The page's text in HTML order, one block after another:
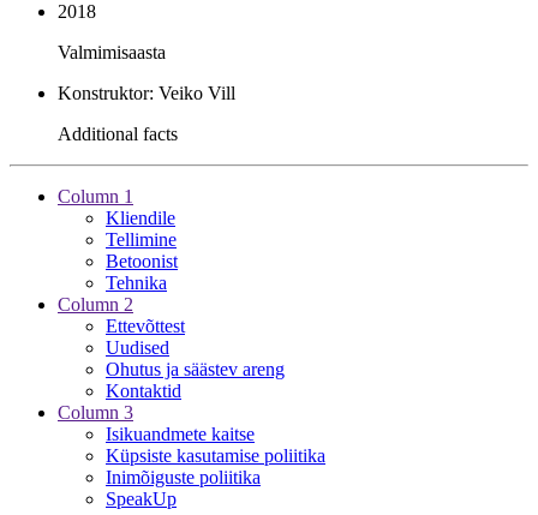
2018
Valmimisaasta
Konstruktor: Veiko Vill
Additional facts
Column 1
Kliendile
Tellimine
Betoonist
Tehnika
Column 2
Ettevõttest
Uudised
Ohutus ja säästev areng
Kontaktid
Column 3
Isikuandmete kaitse
Küpsiste kasutamise poliitika
Inimõiguste poliitika
SpeakUp